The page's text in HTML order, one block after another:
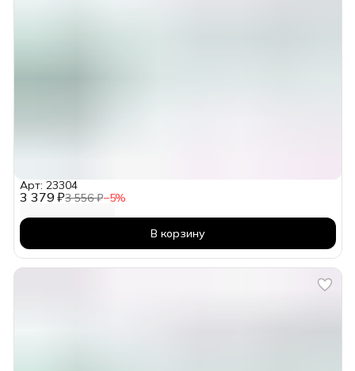
3 379 ₽3 556 ₽−5%
Арт: 23304
В корзину